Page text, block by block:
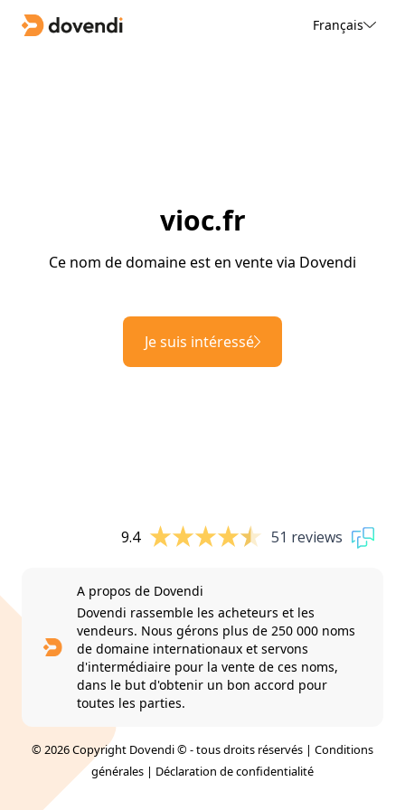
Français
vioc.fr
Ce nom de domaine est en vente via Dovendi
Je suis intéressé
9.4 51 reviews
A propos de Dovendi
Dovendi rassemble les acheteurs et les
vendeurs. Nous gérons plus de 250 000 noms
de domaine internationaux et servons
d'intermédiaire pour la vente de ces noms,
dans le but d'obtenir un bon accord pour
toutes les parties.
© 2026 Copyright Dovendi © - tous droits réservés | Conditions
générales | Déclaration de confidentialité